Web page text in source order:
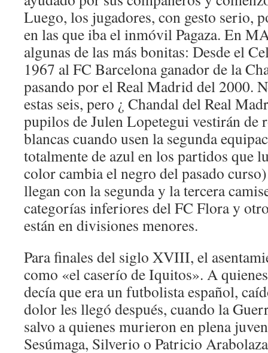
Luego, los jugadores, con gesto serio,
en las que iba el inmóvil Pagaza. En
algunas de las más bonitas: Desde el
1967 al FC Barcelona ganador de la
pasando por el Real Madrid del 2000.
estas seis, pero ¿ Chandal del Real
pupilos de Julen Lopetegui vestirán de
blancas cuando usen la segunda
totalmente de azul en los partidos que
color cambia el negro del pasado
llegan con la segunda y la tercera
categorías inferiores del FC Flora y
están en divisiones menores.
Para finales del siglo XVIII, el
como «el caserío de Iquitos». A
decía que era un futbolista español,
dolor les llegó después, cuando la
salvo a quienes murieron en plena
Sesúmaga, Silverio o Patricio